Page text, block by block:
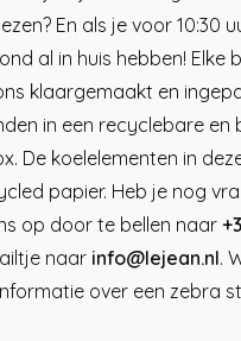
En als je voor 10:30
al in huis hebben! Elke
klaargemaakt en
in een recyclebare
De koelelementen in
papier. Heb je nog
op door te bellen naar
naar info@lejean.nl.
over een zebra